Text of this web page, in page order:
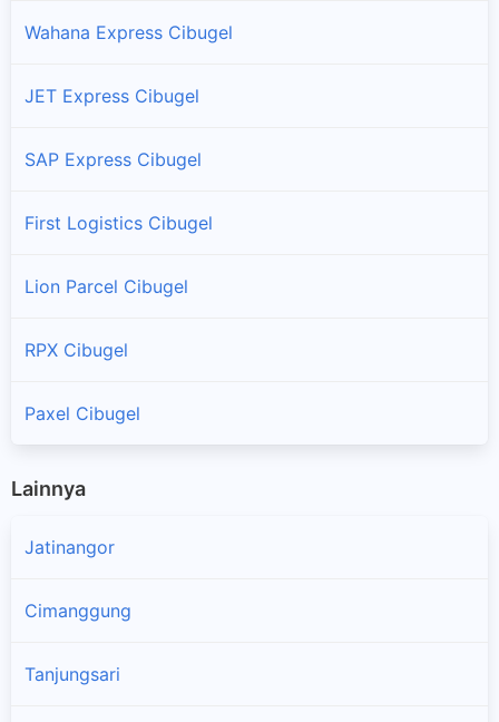
Wahana Express Cibugel
JET Express Cibugel
SAP Express Cibugel
First Logistics Cibugel
Lion Parcel Cibugel
RPX Cibugel
Paxel Cibugel
Lainnya
Jatinangor
Cimanggung
Tanjungsari